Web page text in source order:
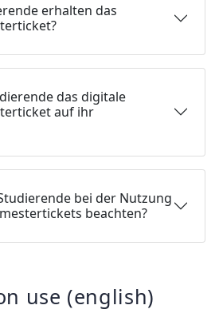
erhalten das
das digitale
auf ihr
bei der Nutzung
beachten?
use (english)